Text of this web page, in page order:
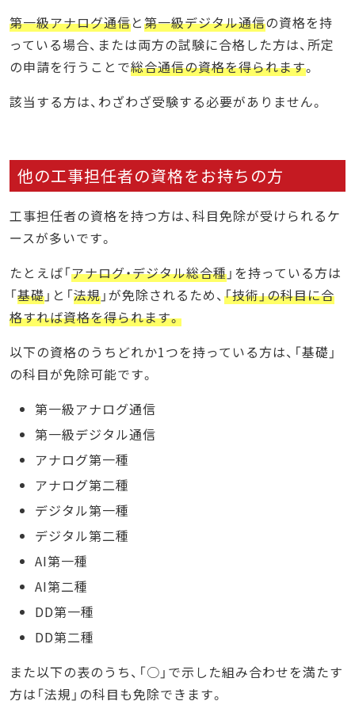
第一級アナログ通信と第一級デジタル通信の資格を持
っている場合、または両方の試験に合格した方は、所定
の申請を行うことで総合通信の資格を得られます。
該当する方は、わざわざ受験する必要がありません。
他の工事担任者の資格をお持ちの方
工事担任者の資格を持つ方は、科目免除が受けられるケ
ースが多いです。
たとえば「アナログ・デジタル総合種」を持っている方は
「基礎」と「法規」が免除されるため、「技術」の科目に合
格すれば資格を得られます。
以下の資格のうちどれか1つを持っている方は、「基礎」
の科目が免除可能です。
第一級アナログ通信
第一級デジタル通信
アナログ第一種
アナログ第二種
デジタル第一種
デジタル第二種
AI第一種
AI第二種
DD第一種
DD第二種
また以下の表のうち、「○」で示した組み合わせを満たす
方は「法規」の科目も免除できます。